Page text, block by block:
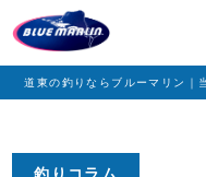
道東の釣りならブルーマリン｜